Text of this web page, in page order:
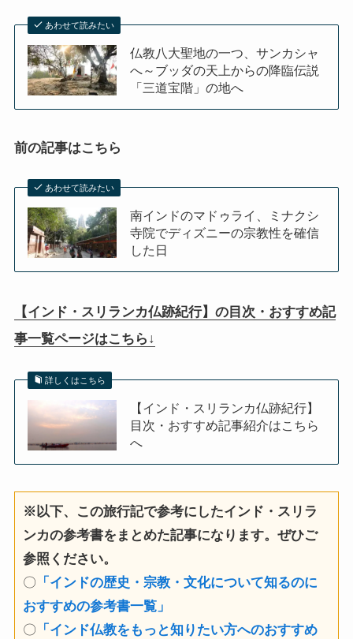
あわせて読みたい
仏教八大聖地の一つ、サンカシャ
へ～ブッダの天上からの降臨伝説
「三道宝階」の地へ
前の記事はこちら
あわせて読みたい
南インドのマドゥライ、ミナクシ
寺院でディズニーの宗教性を確信
した日
【インド・スリランカ仏跡紀行】の目次・おすすめ記
事一覧ページはこちら↓
詳しくはこちら
【インド・スリランカ仏跡紀行】
目次・おすすめ記事紹介はこちら
へ
※以下、この旅行記で参考にしたインド・スリラ
ンカの参考書をまとめた記事になります。ぜひご
参照ください。
〇 「インドの歴史・宗教・文化について知るのに
おすすめの参考書一覧」
〇 「インド仏教をもっと知りたい方へのおすすめ